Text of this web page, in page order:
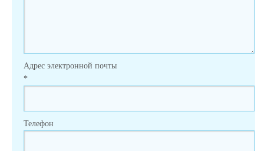
Адрес электронной почты
*
Телефон